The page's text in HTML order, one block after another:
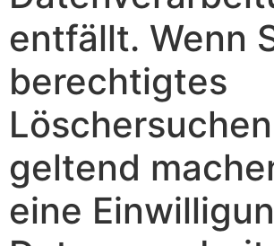
entfällt. Wenn
berechtigtes
Löschersuchen
geltend
eine